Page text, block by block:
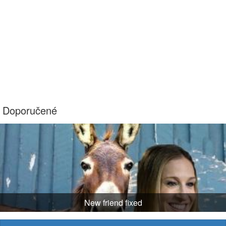
Doporučené
New friend fixed